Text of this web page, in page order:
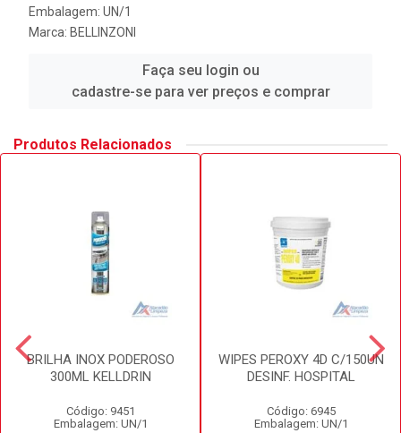
Embalagem: UN/1
Marca: BELLINZONI
Faça seu login ou
cadastre-se para ver preços e comprar
Produtos Relacionados
BRILHA INOX PODEROSO
300ML KELLDRIN
Código: 9451
Embalagem: UN/1
WIPES PEROXY 4D C/150UN
DESINF. HOSPITAL
Código: 6945
Embalagem: UN/1